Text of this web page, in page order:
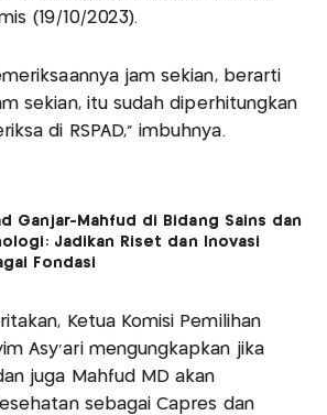
(19/10/2023).
jam sekian, berarti
sekian, itu sudah diperhitungkan
di RSPAD," imbuhnya.
Ganjar-Mahfud di Bidang Sains dan
Jadikan Riset dan Inovasi
Fondasi
Ketua Komisi Pemilihan
Asy'ari mengungkapkan jika
juga Mahfud MD akan
sebagai Capres dan